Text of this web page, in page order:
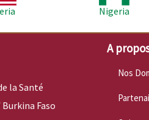
Nigeria
la Santé
Faso
A
Nos